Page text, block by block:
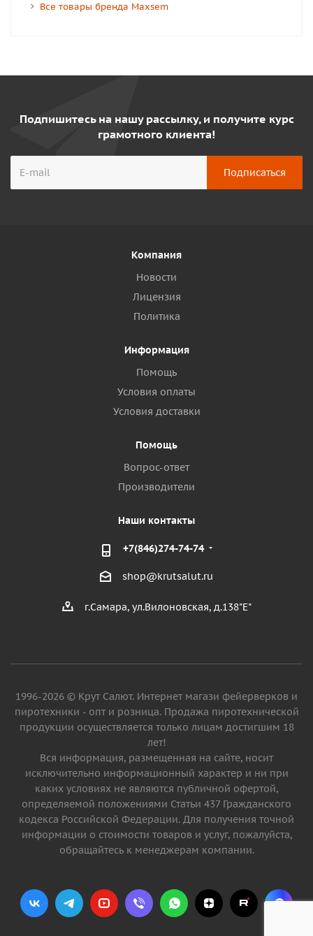
Все товары бренда Maxsem
Подпишитесь на нашу рассылку, и получите курс
грамотного клиента!
Компания
Новости
Лицензия
Политика
Информация
Помощь
Условия оплаты
Условия доставки
Помощь
Вопрос-ответ
Производители
Наши контакты
+7(846)274-74-74
shop@krutsalut.ru
г.Самара, ул.Вилоновская, д.138"Е"
1996-2026 © Крут Салют. Интернет магази фейерверков и
пиротехники - опт и розница. Продажа пиротехнической
продукции осуществляется только лицам достигшим 18
лет!
Вся информация, размещенная на сайте, носит
исключительно информационный характер и ни при
каких условиях не являются публичной офертой,
определяемой положениями Статьи 437 Гражданского
кодекса Российской Федерации. Для получения точной
информации о стоимости товаров и услуг, пожалуйста,
обращайтесь к менеджерам компании.